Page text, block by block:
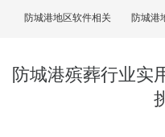
防城港地区软件相关 防城港
防城港殡葬行业实